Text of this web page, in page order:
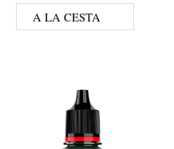
A LA CESTA